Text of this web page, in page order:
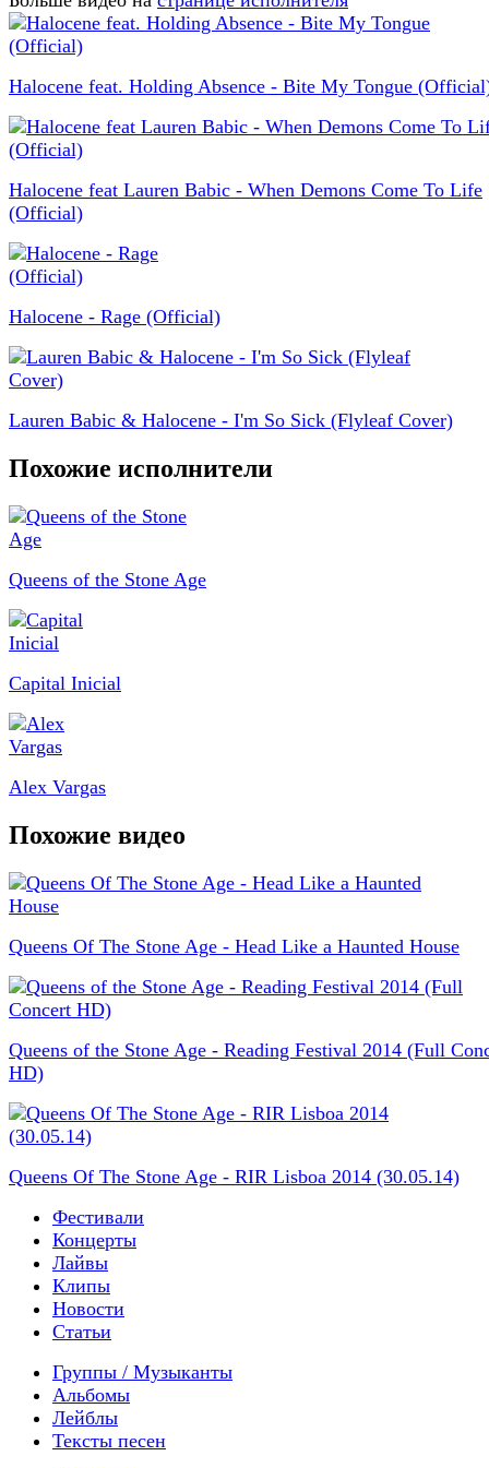
Halocene feat. Holding Absence - Bite My Tongue
Halocene feat Lauren Babic - When Demons Come To Life
(Official)
Halocene - Rage (Official)
Lauren Babic​ & Halocene - ​I'm So Sick (Flyleaf Cover)
Похожие исполнители
Queens of the Stone Age
Capital Inicial
Alex Vargas
Похожие видео
Queens Of The Stone Age - Head Like a Haunted House
Queens of the Stone Age - Reading Festival 2014 (Full
HD)
Queens Of The Stone Age - RIR Lisboa 2014 (30.05.14)
Фестивали
Концерты
Лайвы
Клипы
Новости
Статьи
Группы / Музыканты
Альбомы
Лейблы
Тексты песен